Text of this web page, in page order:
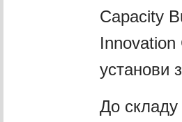
Capacity
Innovation
установи
До складу